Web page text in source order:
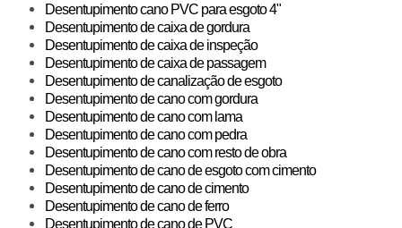
Desentupimento cano PVC para esgoto 4"
Desentupimento de caixa de gordura
​Desentupimento de caixa de inspeção
Desentupimento de caixa de passagem
Desentupimento de canalização de esgoto
Desentupimento de cano com gordura
Desentupimento de cano com lama
Desentupimento de cano com pedra
Desentupimento de cano com resto de obra
Desentupimento de cano de esgoto com cimento
Desentupimento de cano de cimento
Desentupimento de cano de ferro
Desentupimento de cano de PVC